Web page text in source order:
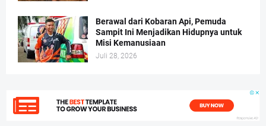
Berawal dari Kobaran Api, Pemuda
Sampit Ini Menjadikan Hidupnya untuk
Misi Kemanusiaan
Juli 28, 2026